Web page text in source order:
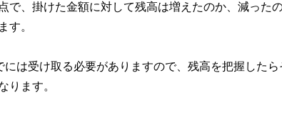
で、掛けた金額に対して残高は増えたのか、減った
す。
は受け取る必要がありますので、残高を把握した
ります。